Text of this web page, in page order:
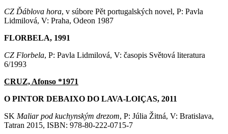
CZ Ďáblova hora, v súbore Pět portugalských novel, P: Pavla
Lidmilová, V: Praha, Odeon 1987
FLORBELA, 1991
CZ Florbela, P: Pavla Lidmilová, V: časopis Světová literatura
6/1993
CRUZ, Afonso *1971
O PINTOR DEBAIXO DO LAVA-LOIÇAS, 2011
SK Maliar pod kuchynským drezom, P: Júlia Žitná, V: Bratislava,
Tatran 2015, ISBN: 978-80-222-0715-7